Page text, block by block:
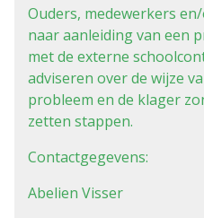
Ouders, medewerkers
naar aanleiding van een
met de externe
adviseren over de wijze
probleem en de klager
zetten stappen.
Contactgegevens:
Abelien Visser